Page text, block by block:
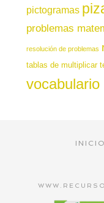
pictogramas
problemas
resolución de problemas
tablas de multiplicar
vocabulario
INICIO